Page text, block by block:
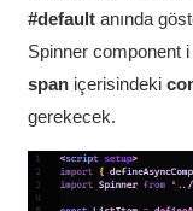
#default anında
Spinner component
spaniçerisindeki
gerekecek.